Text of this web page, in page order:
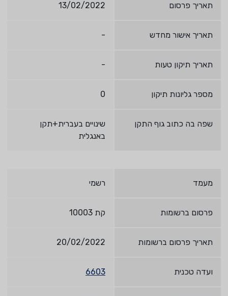
תאריך פרסום 13/02/2022
תאריך אישור מחדש -
תאריך תיקון טעות -
מספר גליונות תיקון 0
שפה בה כתוב גוף התקן
שינויים בעברית+תקן
באנגלית
מעמד רשמי
פרסום ברשומות קת 10003
תאריך פרסום ברשומות 20/02/2022
ועדה טכנית 6603